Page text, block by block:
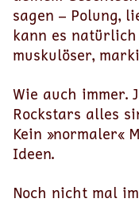
sagen – Polung,
kann es
muskulöser,
Wie auch immer.
Rockstars alles
Kein »normaler«
Ideen.
Noch nicht mal